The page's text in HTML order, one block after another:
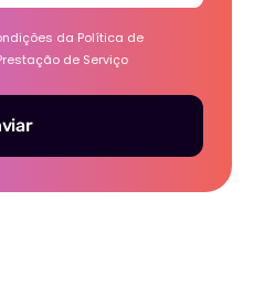
da Política de
de Serviço